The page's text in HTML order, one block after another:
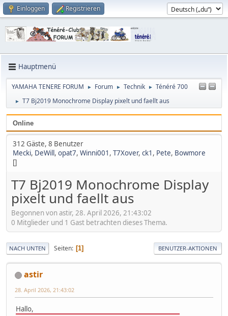
Einloggen Registrieren
Hauptmenü
YAMAHA TENERE FORUM ► Forum ► Technik ► Ténéré 700
► T7 Bj2019 Monochrome Display pixelt und faellt aus
Online
312 Gäste, 8 Benutzer
Mecki, DeWill, opat7, Winni001 , T7Xover, ck1 , Pete, Bowmore
[]
T7 Bj2019 Monochrome Display
pixelt und faellt aus
Begonnen von astir, 28. April 2026, 21:43:02
0 Mitglieder und 1 Gast betrachten dieses Thema.
NACH UNTEN Seiten 1 BENUTZER-AKTIONEN
astir
28. April 2026, 21:43:02
Hallo,